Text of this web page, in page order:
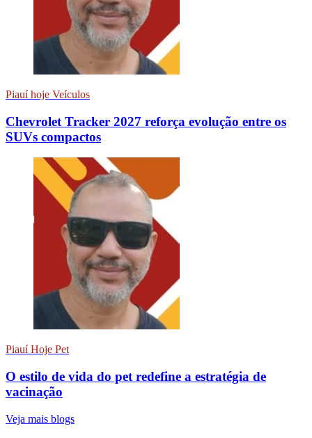
Piauí hoje Veículos
Chevrolet Tracker 2027 reforça evolução entre os
SUVs compactos
Piauí Hoje Pet
O estilo de vida do pet redefine a estratégia de
vacinação
Veja mais blogs